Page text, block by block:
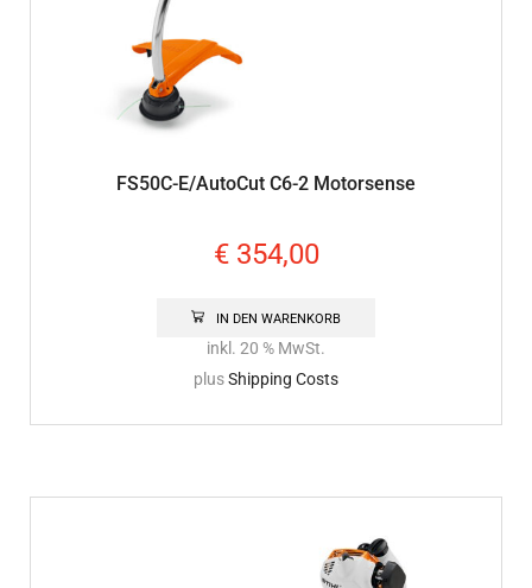
FS50C-E/AutoCut C6-2 Motorsense
€354,00
IN DEN WARENKORB
inkl. 20 % MwSt.
plusShipping Costs